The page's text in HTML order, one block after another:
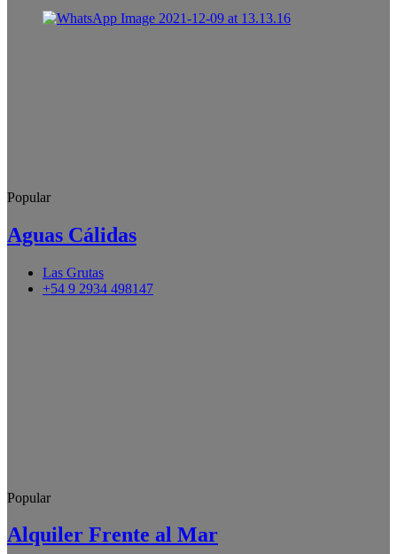
Popular
Aguas Cálidas
Las Grutas
+54 9 2934 498147
Popular
Alquiler Frente al Mar